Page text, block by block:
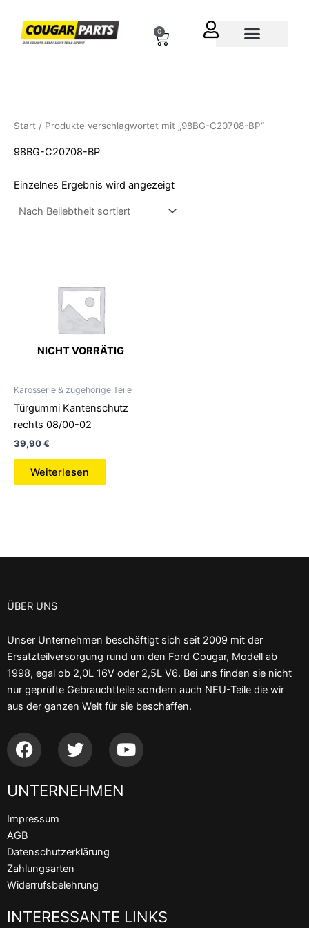
Inhalt
springen
0
Cart
Start / Produkte verschlagwortet mit „98BG-C20708-BP“
98BG-C20708-BP
Einzelnes Ergebnis wird angezeigt
NICHT VORRÄTIG
Karosserie & zugehörige Teile
Türgummi Kantenschutz
rechts 08/00-02
39,90€
Weiterlesen
ÜBER UNS
Unser Unternehmen beschäftigt sich seit 2009 mit der
Ersatzteilversorgung rund um den Ford Cougar, Modell ab
1998, egal ob 2,0L 16V oder 2,5L V6. Bei uns finden sie nicht
nur geprüfte Gebrauchtteile sondern auch NEU-Teile die wir
aus der ganzen Welt für sie beschaffen.
F
a
e
o
o
k
T
w
t
r
Y
o
UNTERNEHMEN
Impressum
AGB
Datenschutzerklärung
Zahlungsarten
Widerrufsbelehrung
INTERESSANTE LINKS